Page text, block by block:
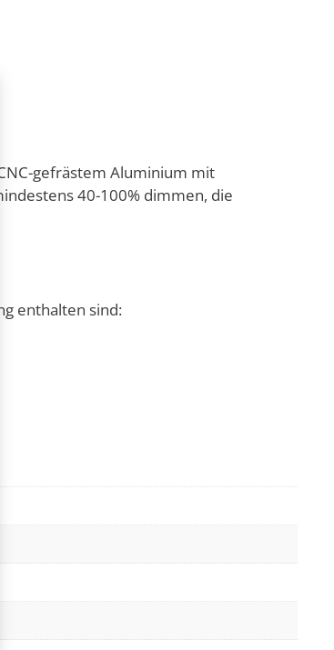
gefrästem Aluminium mit
40-100% dimmen, die
enthalten sind: